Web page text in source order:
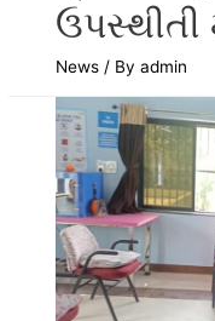
ઉપસ્થીતી
News / Byadmin